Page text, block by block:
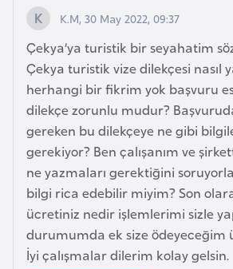
K.M, 30 May 2022, 09:37
Çekya’ya turistik bir seyahatim
Çekya turistik vize dilekçesi nasıl
herhangi bir fikrim yok başvuru
dilekçe zorunlu mudur?
gereken bu dilekçeye ne gibi
gerekiyor? Ben çalışanım ve
ne yazmaları gerektiğini
bilgi rica edebilir miyim? Son
ücretiniz nedir işlemlerimi sizle
durumumda ek size ödeyeceğim
İyi çalışmalar dilerim kolay gelsin.
G
ü
n
e
y
K
o
r
e
G
ü